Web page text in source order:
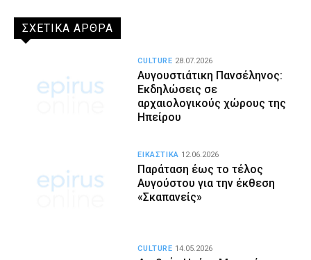
ΣΧΕΤΙΚΑ ΑΡΘΡΑ
Αυγουστιάτικη Πανσέληνος:
Εκδηλώσεις σε
αρχαιολογικούς χώρους της
Ηπείρου
CULTURE 28.07.2026
Παράταση έως το τέλος
Αυγούστου για την έκθεση
«Σκαπανείς»
ΕΙΚΑΣΤΙΚΑ 12.06.2026
CULTURE 14.05.2026